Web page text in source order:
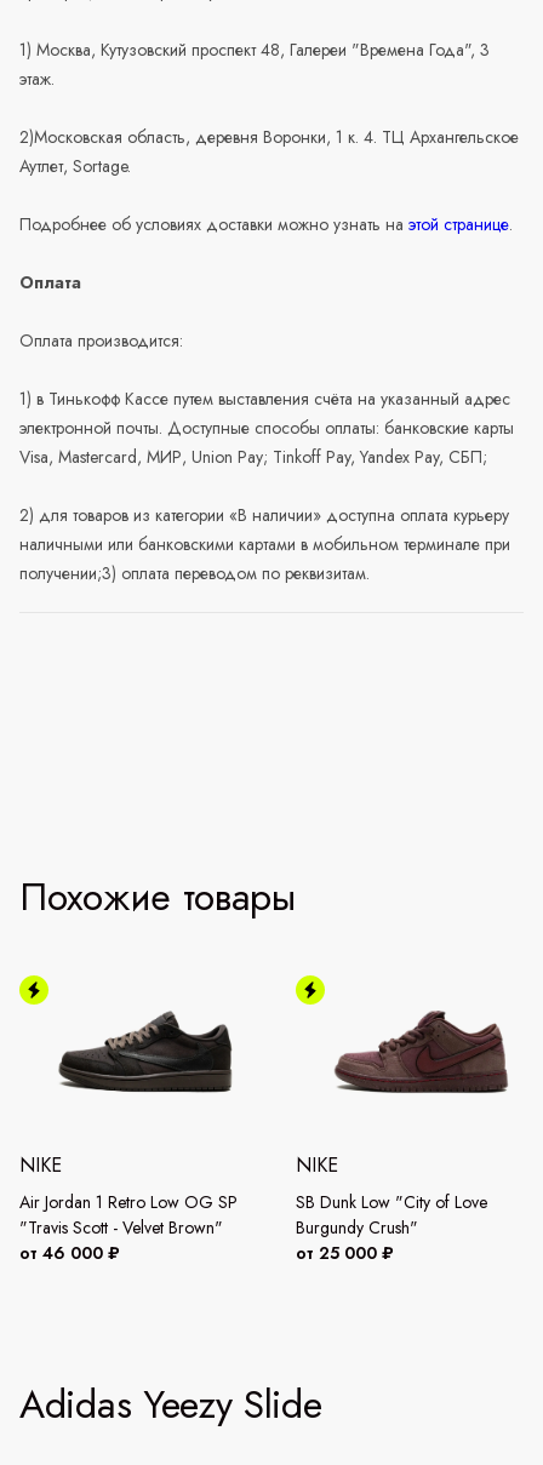
1) Москва, Кутузовский проспект 48, Галереи "Времена Года", 3
этаж.
2)Московская область, деревня Воронки, 1 к. 4. ТЦ Архангельское
Аутлет, Sortage.
Подробнее об условиях доставки можно узнать на этой странице.
Оплата
Оплата производится:
1) в Тинькофф Кассе путем выставления счёта на указанный адрес
электронной почты. Доступные способы оплаты: банковские карты
Visa, Mastercard, МИР, Union Pay; Tinkoff Pay, Yandex Pay, СБП;
2) для товаров из категории «В наличии» доступна оплата курьеру
наличными или банковскими картами в мобильном терминале при
получении;3) оплата переводом по реквизитам.
Похожие товары
NIKE
Air Jordan 1 Retro Low OG SP
"Travis Scott - Velvet Brown"
от 46 000 ₽
NIKE
SB Dunk Low "City of Love
Burgundy Crush"
от 25 000 ₽
Adidas Yeezy Slide